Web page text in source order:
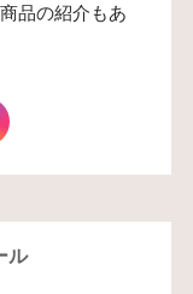
品の紹介もあ
ル